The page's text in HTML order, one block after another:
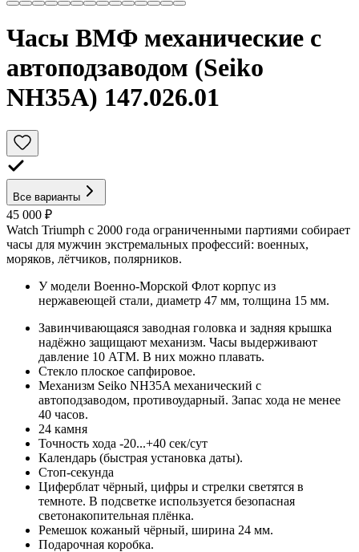
Часы ВМФ механические с
автоподзаводом (Seiko
NH35A) 147.026.01
Все варианты
45 000 ₽
Watch Triumph с 2000 года ограниченными партиями собирает
часы для мужчин экстремальных профессий: военных,
моряков, лётчиков, полярников.
У модели Военно-Морской Флот корпус из
нержавеющей стали, диаметр 47 мм, толщина 15 мм.
Завинчивающаяся заводная головка и задняя крышка
надёжно защищают механизм. Часы выдерживают
давление 10 АТМ. В них можно плавать.
Стекло плоское сапфировое.
Механизм Seiko NH35A механический с
автоподзаводом, противоударный. Запас хода не менее
40 часов.
24 камня
Точность хода -20...+40 сек/сут
Календарь (быстрая установка даты).
Стоп-секунда
Циферблат чёрный, цифры и стрелки светятся в
темноте. В подсветке используется безопасная
светонакопительная плёнка.
Ремешок кожаный чёрный, ширина 24 мм.
Подарочная коробка.